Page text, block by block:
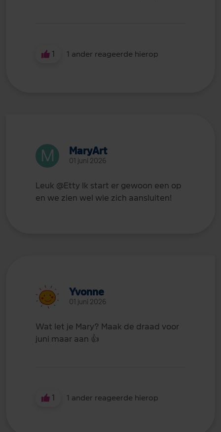
1 1 ander reageerde hierop
MaryArt
01 juni 2026
Leuk @Etty Ik start er gewoon een op
en we zien wel wie zich aansluiten!
Yvonne
01 juni 2026
Wat let je Mary? Maak de draad voor
juni maar aan 👍
1 1 ander reageerde hierop